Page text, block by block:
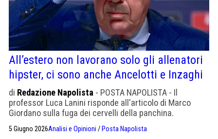
All’estero non lavorano solo gli allenatori
hipster, ci sono anche Ancelotti e Inzaghi
di Redazione Napolista - POSTA NAPOLISTA - Il
professor Luca Lanini risponde all'articolo di Marco
Giordano sulla fuga dei cervelli della panchina.
supera sempre l'Ideologia
5 Giugno 2026Analisi e Opinioni / Posta Napolista